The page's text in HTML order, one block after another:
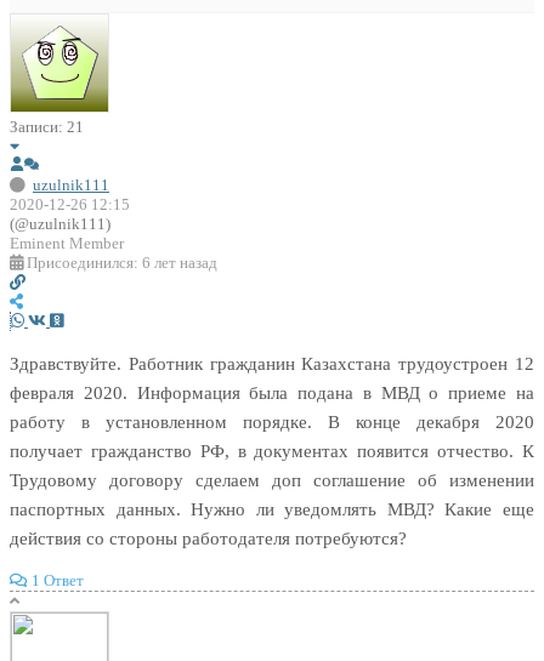
Записи: 21
uzulnik111
2020-12-26 12:15
(@uzulnik111)
Eminent Member
Присоединился: 6 лет назад
Здравствуйте. Работник гражданин Казахстана трудоустроен 12
февраля 2020. Информация была подана в МВД о приеме на
работу в установленном порядке. В конце декабря 2020
получает гражданство РФ, в документах появится отчество. К
Трудовому договору сделаем доп соглашение об изменении
паспортных данных. Нужно ли уведомлять МВД? Какие еще
действия со стороны работодателя потребуются?
1 Ответ